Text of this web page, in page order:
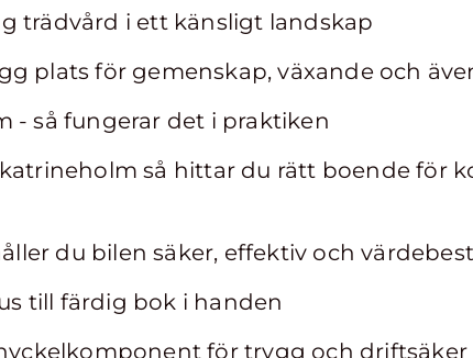
trädvård i ett känsligt landskap
plats för gemenskap, växande och
- så fungerar det i praktiken
så hittar du rätt boende för
du bilen säker, effektiv och
till färdig bok i handen
för trygg och